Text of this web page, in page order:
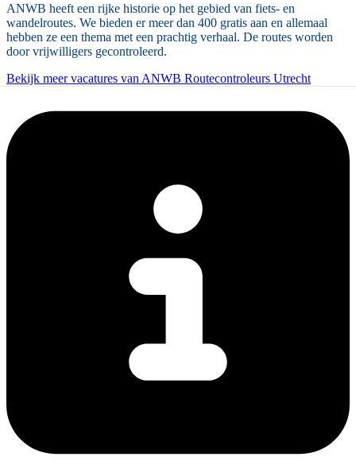
ANWB heeft een rijke historie op het gebied van fiets- en
wandelroutes. We bieden er meer dan 400 gratis aan en allemaal
hebben ze een thema met een prachtig verhaal. De routes worden
door vrijwilligers gecontroleerd.
Bekijk meer vacatures van ANWB Routecontroleurs Utrecht